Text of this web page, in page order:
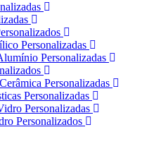
Personalizadas
Personalizadas
Personalizadas
Personalizadas
Personalizadas
Personalizados